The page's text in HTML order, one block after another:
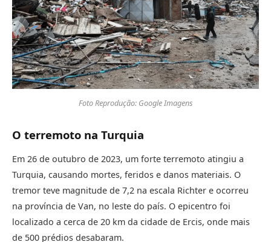
Foto Reprodução: Google Imagens
O terremoto na Turquia
Em 26 de outubro de 2023, um forte terremoto atingiu a
Turquia, causando mortes, feridos e danos materiais. O
tremor teve magnitude de 7,2 na escala Richter e ocorreu
na província de Van, no leste do país. O epicentro foi
localizado a cerca de 20 km da cidade de Ercis, onde mais
de 500 prédios desabaram.